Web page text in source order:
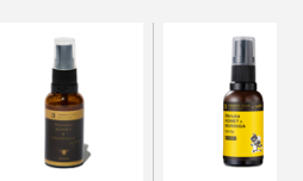
最高レベルMGO1900を生産で
の遠くなるような手間ひま。
時間がかかり、検査項目も多